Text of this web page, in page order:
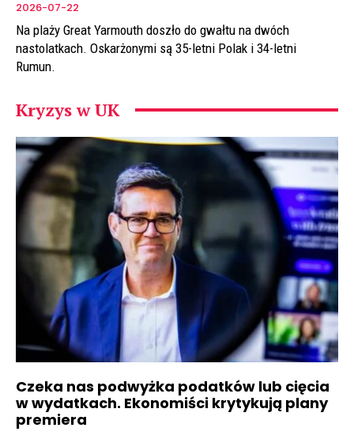
2026-07-22
Na plaży Great Yarmouth doszło do gwałtu na dwóch
nastolatkach. Oskarżonymi są 35-letni Polak i 34-letni
Rumun.
Kryzys w UK
Czeka nas podwyżka podatków lub cięcia
w wydatkach. Ekonomiści krytykują plany
premiera